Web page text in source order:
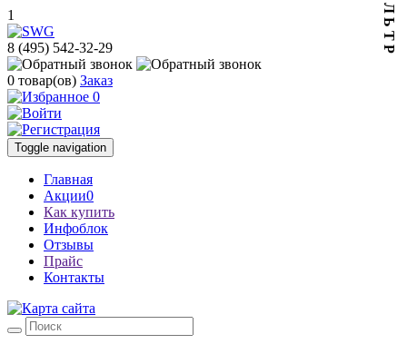
1
8 (495) 542-32-29
0 товар(ов) Заказ
0
Toggle navigation
Главная
Акции0
Как купить
Инфоблок
Отзывы
Прайс
Контакты